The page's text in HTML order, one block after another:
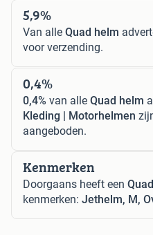
5,9%
Van alle Quad helm
voor verzending.
0,4%
0,4% van alle Quad helm
Kleding | Motorhelmen
aangeboden.
Kenmerken
Doorgaans heeft een
kenmerken: Jethelm, M,